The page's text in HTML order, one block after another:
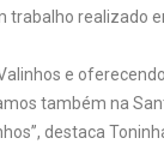
trabalho realizado
e
também na
destaca